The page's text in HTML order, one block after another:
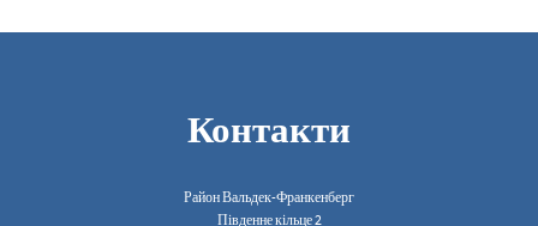
Контакти
Район Вальдек-Франкенберг
Південне кільце 2